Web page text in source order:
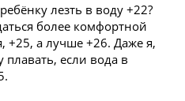
и полезно!
лезть в воду +22?
более комфортной
+25, а лучше +26. Даже я,
плавать, если вода в